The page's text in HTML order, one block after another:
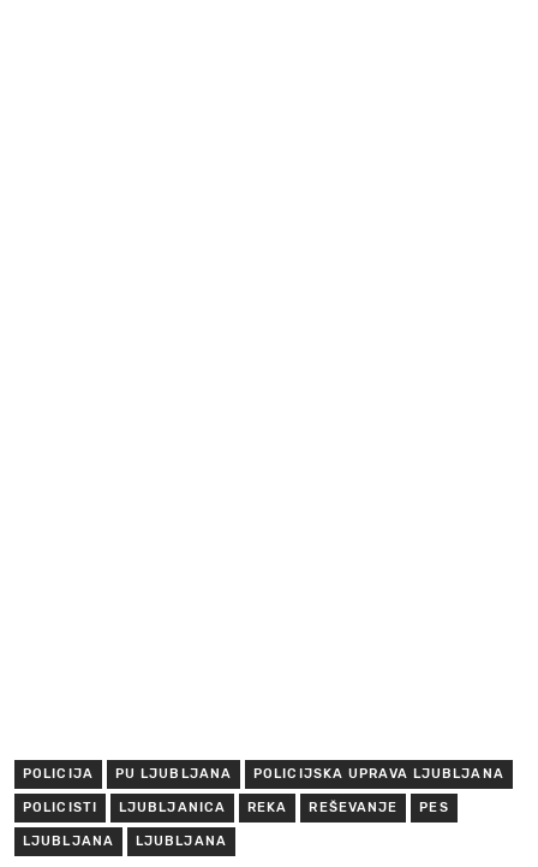
POLICIJA PU LJUBLJANA POLICIJSKA UPRAVA LJUBLJANA
POLICISTI LJUBLJANICA REKA REŠEVANJE PES
LJUBLJANA LJUBLJANA